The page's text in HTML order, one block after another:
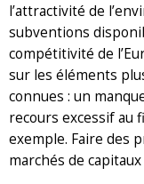
l’attractivité de
subventions
compétitivité de
sur les éléments
connues : un
recours excessif au
exemple. Faire des
marchés de